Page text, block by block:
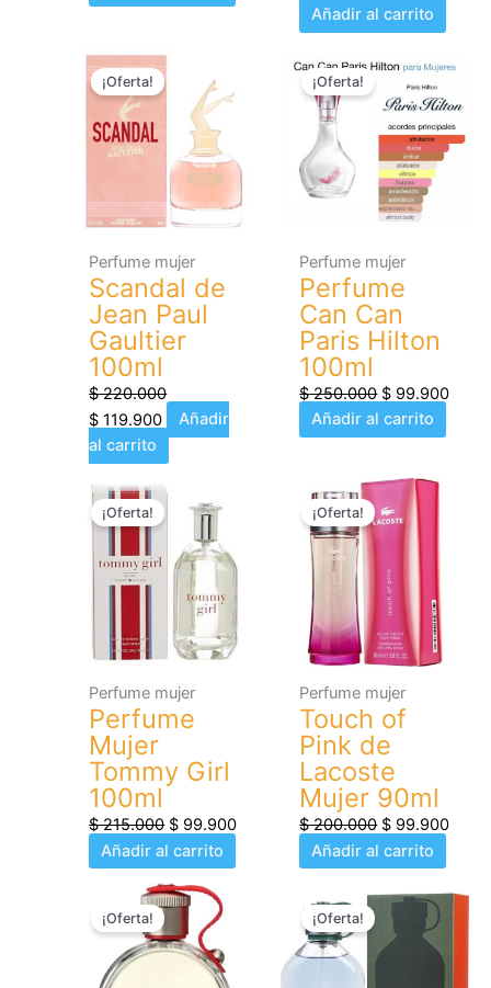
Añadir al carrito
¡Oferta!
Perfume mujer
Scandal de
Jean Paul
Gaultier
100ml
$220.000
El
precio
original
era:
$ 119.900
El
precio
actual
$ 119.900.
Añadir
al carrito
¡Oferta!
Perfume mujer
Perfume
Can Can
Paris Hilton
100ml
$250.000
El
precio
original
era:
$ 250.000.
$ 99.900
es:
Añadir al carrito
¡Oferta!
Perfume mujer
Perfume
Mujer
Tommy Girl
100ml
$215.000
precio
original
era:
$ 215.000.
$ 99.900
es:
Añadir al carrito
¡Oferta!
Perfume mujer
Touch of
Pink de
Lacoste
Mujer 90ml
$200.000
El
precio
original
era:
$ 200.000.
$ 99.900
Añadir al carrito
¡Oferta!
El
precio
original
¡Oferta!
El
precio
original
El